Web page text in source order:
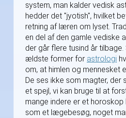
system, man kalder vedisk
hedder det "jyotish", hvilket
retning af læren om lyset.
en del af den gamle vediske
der går flere tusind år
ældste former for astrologi
om, at himlen og mennesket
De ses ikke som magter, der
et spejl, vi kan bruge til at
mange indere er et horoskop
som et lægebesøg, noget